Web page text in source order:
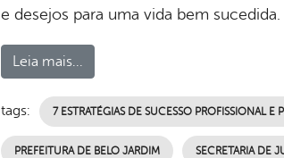
e desejos para uma vida bem
Leia mais...
tags: 7 ESTRATÉGIAS DE SUCESSO PROFISSIONAL E
PREFEITURA DE BELO JARDIM SECRETARIA DE